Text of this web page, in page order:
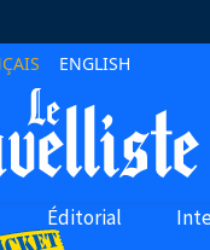
ENGLISH
Éditorial